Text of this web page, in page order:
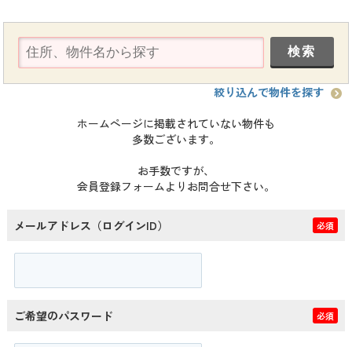
絞り込んで物件を探す
ホームページに掲載されていない物件も
多数ございます。
お手数ですが、
会員登録フォームよりお問合せ下さい。
メールアドレス（ログインID） 必須
ご希望のパスワード 必須